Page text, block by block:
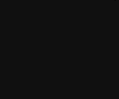
live-in son-in-law. A year